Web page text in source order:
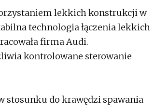
lekkich konstrukcji w
technologia łączenia lekkich
firma Audi.
kontrolowane sterowanie
stosunku do krawędzi spawania